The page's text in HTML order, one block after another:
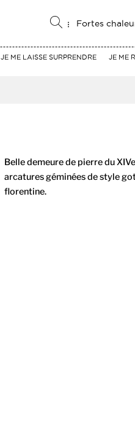
Fortes
JE ME LAISSE SURPRENDRE JE ME
Belle demeure de pierre du
arcatures géminées de style
florentine.